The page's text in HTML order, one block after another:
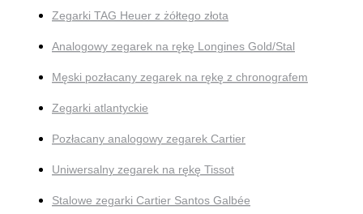
Zegarki TAG Heuer z żółtego złota
Analogowy zegarek na rękę Longines Gold/Stal
Męski pozłacany zegarek na rękę z chronografem
Zegarki atlantyckie
Pozłacany analogowy zegarek Cartier
Uniwersalny zegarek na rękę Tissot
Stalowe zegarki Cartier Santos Galbée